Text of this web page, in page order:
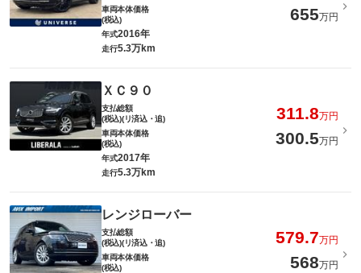
車両本体価格
(税込)
655万円
年式2016年
走行5.3万km
ＸＣ９０
支払総額
(税込)(リ済込・追)
311.8万円
車両本体価格
(税込)
300.5万円
年式2017年
走行5.3万km
レンジローバー
支払総額
(税込)(リ済込・追)
579.7万円
車両本体価格
(税込)
568万円